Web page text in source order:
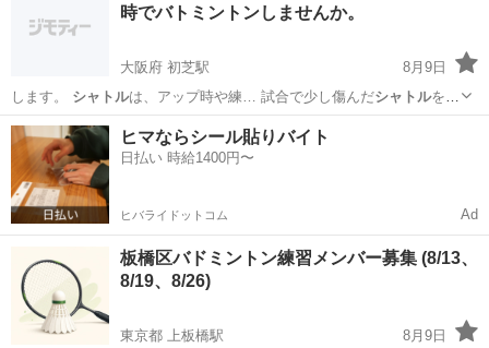
時でバトミントンしませんか。
大阪府 初芝駅
8月9日
します。 シャトルは、アップ時や練… 試合で少し傷んだシャトルを使
います。アッ…
大阪 堺市 初芝駅 バドミントン 体育館
ヒマならシール貼りバイト
日払い 時給1400円〜
ヒバライドットコム Ad
板橋区バドミントン練習メンバー募集 (8/13、
8/19、8/26)
東京都 上板橋駅
8月9日